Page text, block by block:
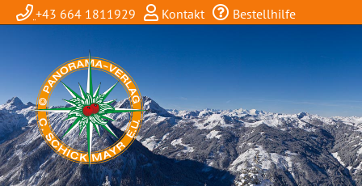
+43 664 1811929 Kontakt Bestellhilfe